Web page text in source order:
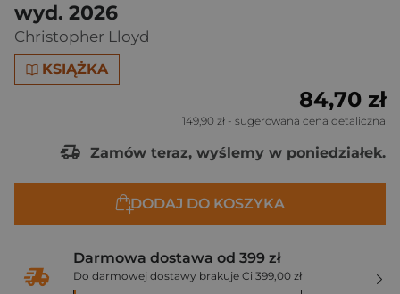
wyd. 2026
Christopher Lloyd
KSIĄŻKA
84,70 zł
149,90 zł - sugerowana cena detaliczna
Zamów teraz, wyślemy w poniedziałek.
DODAJ DO KOSZYKA
Darmowa dostawa od 399 zł
Do darmowej dostawy brakuje Ci 399,00 zł